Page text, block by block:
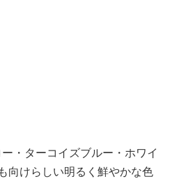
・ターコイズブルー・ホワイ
向けらしい明るく鮮やかな色